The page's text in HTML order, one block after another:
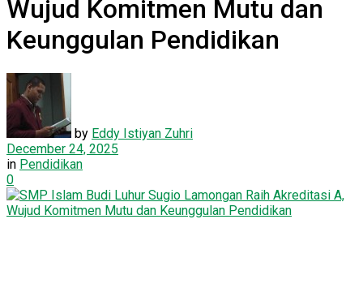
Wujud Komitmen Mutu dan
Keunggulan Pendidikan
by Eddy Istiyan Zuhri
December 24, 2025
in Pendidikan
0